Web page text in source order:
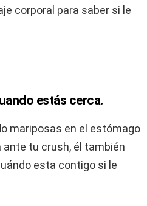
corporal para saber si le
estás cerca.
mariposas en el estómago
tu crush, él también
esta contigo si le